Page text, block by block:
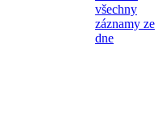
všechny
záznamy ze
dne